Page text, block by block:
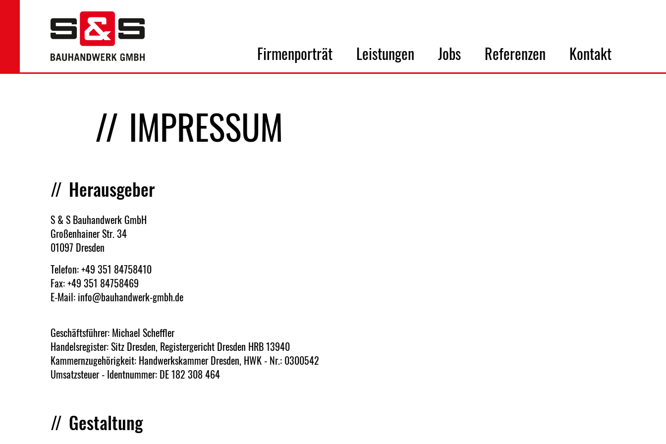
Firmenporträt Leistungen Jobs Referenzen Kontakt
IMPRESSUM
Herausgeber
S & S Bauhandwerk GmbH
Großenhainer Str. 34
01097 Dresden
Telefon:+49 351 84758410
Fax: +49 351 84758469
E-Mail: info@bauhandwerk-gmbh.de
Geschäftsführer: Michael Scheffler
Handelsregister: Sitz Dresden, Registergericht Dresden HRB 13940
Kammernzugehörigkeit: Handwerkskammer Dresden, HWK - Nr.: 0300542
Umsatzsteuer - Identnummer: DE 182 308 464
Gestaltung